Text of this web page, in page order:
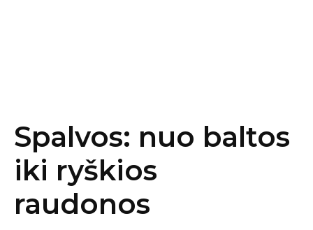
Spalvos: nuo baltos
iki ryškios
raudonos